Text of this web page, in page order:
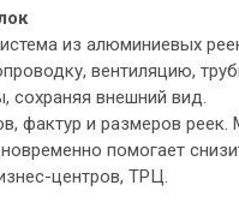
из алюминиевых
вентиляцию,
сохраняя внешний вид.
фактур и размеров
помогает
центров, ТРЦ.